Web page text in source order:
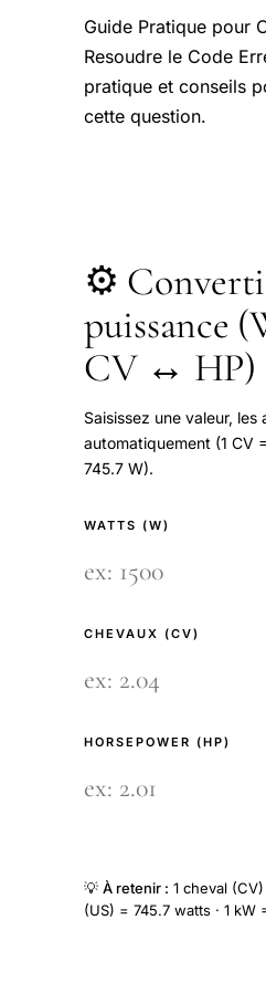
Guide Pratique pour
Resoudre le Code
pratique et conseils
cette question.
⚙️
puissance
CV ↔ HP)
Saisissez une valeur, les
automatiquement (1 CV
745.7 W).
WATTS (W)
CHEVAUX (CV)
HORSEPOWER (HP)
💡 À retenir : 1 cheval
(US) = 745.7 watts · 1 kW